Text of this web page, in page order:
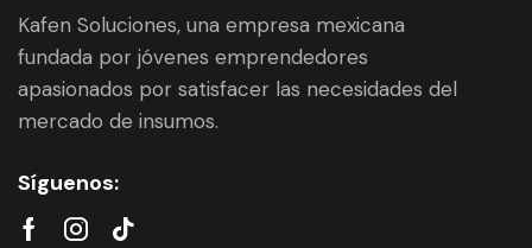
Kafen Soluciones, una empresa mexicana
fundada por jóvenes emprendedores
apasionados por satisfacer las necesidades del
mercado de insumos.
Síguenos: